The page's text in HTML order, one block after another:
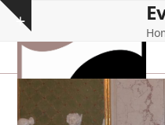
Skip
content
Show
notice
Open
mobile
Close
mobile